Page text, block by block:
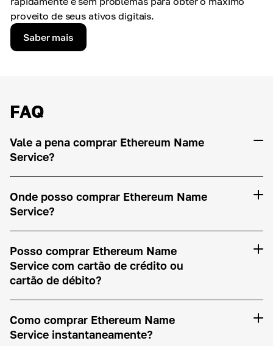
proveito de seus ativos digitais.
Saber mais
FAQ
Vale a pena comprar Ethereum Name
Service?
Onde posso comprar Ethereum Name
Service?
Posso comprar Ethereum Name
Service com cartão de crédito ou
cartão de débito?
Como comprar Ethereum Name
Service instantaneamente?